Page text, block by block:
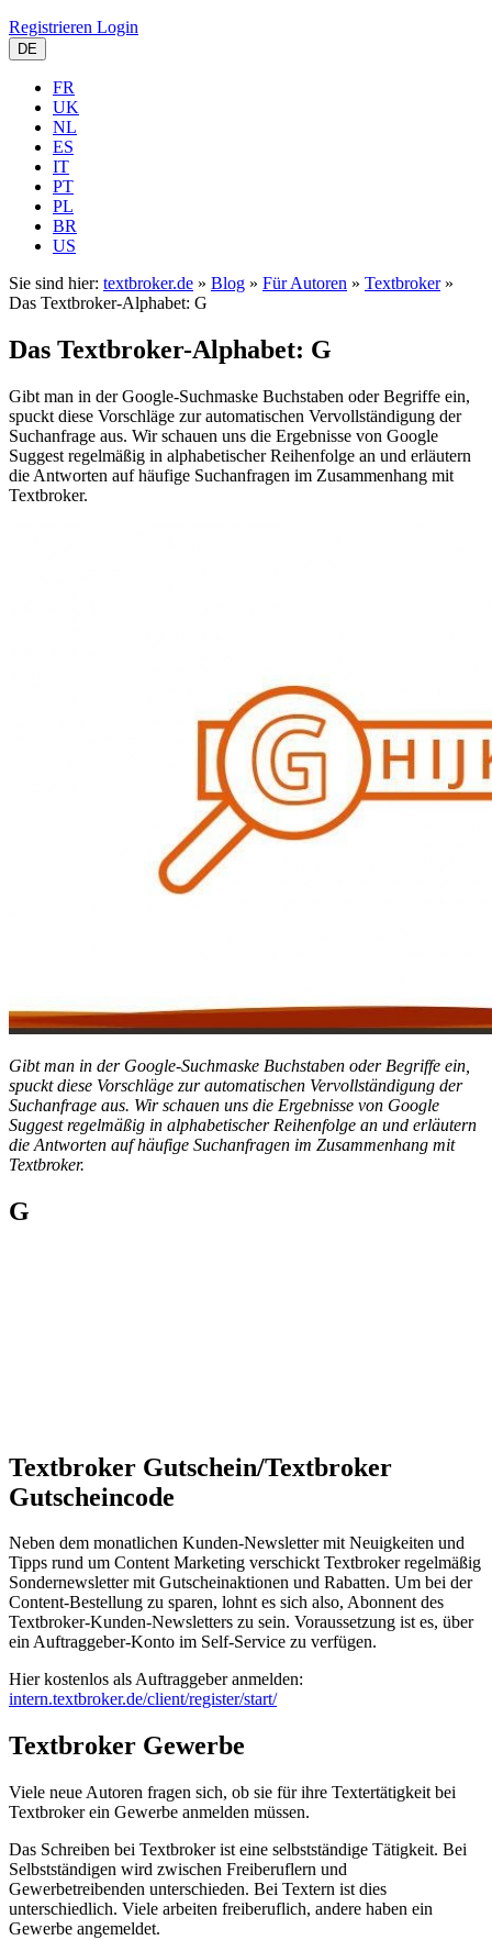
Registrieren Login
DE
FR
UK
NL
ES
IT
PT
PL
BR
US
Sie sind hier: textbroker.de » Blog » Für Autoren » Textbroker»
Das Textbroker-Alphabet: G
Das Textbroker-Alphabet: G
Gibt man in der Google-Suchmaske Buchstaben oder Begriffe ein,
spuckt diese Vorschläge zur automatischen Vervollständigung der
Suchanfrage aus. Wir schauen uns die Ergebnisse von Google
Suggest regelmäßig in alphabetischer Reihenfolge an und erläutern
die Antworten auf häufige Suchanfragen im Zusammenhang mit
Textbroker.
Gibt man in der Google-Suchmaske Buchstaben oder Begriffe ein,
spuckt diese Vorschläge zur automatischen Vervollständigung der
Suchanfrage aus. Wir schauen uns die Ergebnisse von Google
Suggest regelmäßig in alphabetischer Reihenfolge an und erläutern
die Antworten auf häufige Suchanfragen im Zusammenhang mit
Textbroker.
G
Textbroker Gutschein/Textbroker
Gutscheincode
Neben dem monatlichen Kunden-Newsletter mit Neuigkeiten und
Tipps rund um Content Marketing verschickt Textbroker regelmäßig
Sondernewsletter mit Gutscheinaktionen und Rabatten. Um bei der
Content-Bestellung zu sparen, lohnt es sich also, Abonnent des
Textbroker-Kunden-Newsletters zu sein. Voraussetzung ist es, über
ein Auftraggeber-Konto im Self-Service zu verfügen.
Hier kostenlos als Auftraggeber anmelden:
intern.textbroker.de/client/register/start/
Textbroker Gewerbe
Viele neue Autoren fragen sich, ob sie für ihre Textertätigkeit bei
Textbroker ein Gewerbe anmelden müssen.
Das Schreiben bei Textbroker ist eine selbstständige Tätigkeit. Bei
Selbstständigen wird zwischen Freiberuflern und
Gewerbetreibenden unterschieden. Bei Textern ist dies
unterschiedlich. Viele arbeiten freiberuflich, andere haben ein
Gewerbe angemeldet.